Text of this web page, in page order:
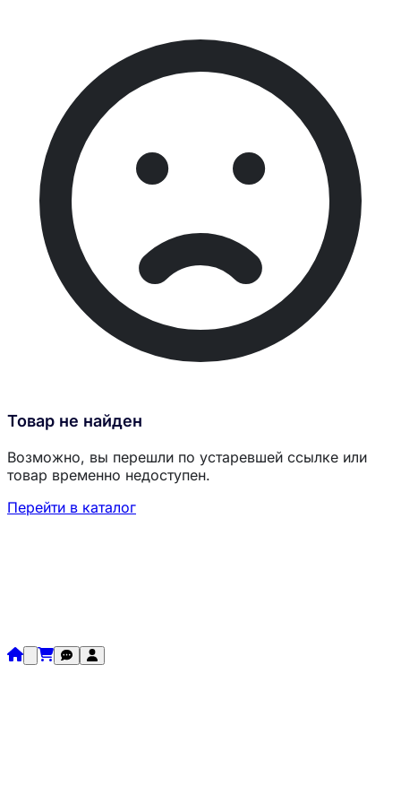
Товар не найден
Возможно, вы перешли по устаревшей ссылке или
товар временно недоступен.
Перейти в каталог
Загрузка товаров